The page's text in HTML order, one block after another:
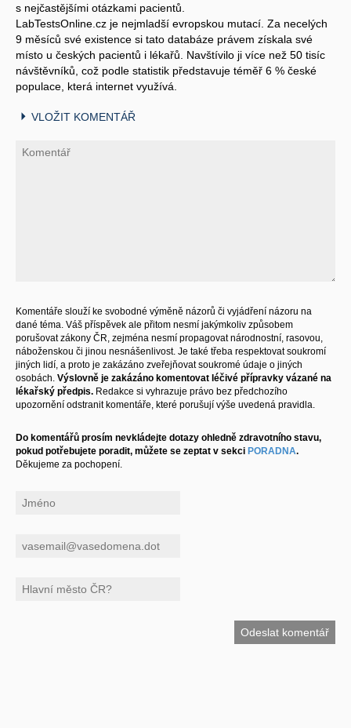
s nejčastějšími otázkami pacientů.
LabTestsOnline.cz je nejmladší evropskou mutací. Za necelých
9 měsíců své existence si tato databáze právem získala své
místo u českých pacientů i lékařů. Navštívilo ji více než 50 tisíc
návštěvníků, což podle statistik představuje téměř 6 % české
populace, která internet využívá.
VLOŽIT KOMENTÁŘ
Komentáře slouží ke svobodné výměně názorů či vyjádření názoru na
dané téma. Váš příspěvek ale přitom nesmí jakýmkoliv způsobem
porušovat zákony ČR, zejména nesmí propagovat národnostní, rasovou,
náboženskou či jinou nesnášenlivost. Je také třeba respektovat soukromí
jiných lidí, a proto je zakázáno zveřejňovat soukromé údaje o jiných
osobách. Výslovně je zakázáno komentovat léčivé přípravky vázané na
lékařský předpis. Redakce si vyhrazuje právo bez předchozího
upozornění odstranit komentáře, které porušují výše uvedená pravidla.
Do komentářů prosím nevkládejte dotazy ohledně zdravotního stavu,
pokud potřebujete poradit, můžete se zeptat v sekci PORADNA.
Děkujeme za pochopení.